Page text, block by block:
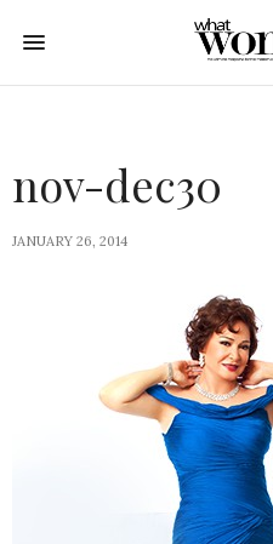
nov-dec30
JANUARY 26, 2014